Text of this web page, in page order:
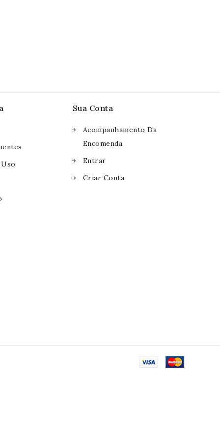
Sua Conta
Acompanhamento Da
Encomenda
Entrar
Criar Conta